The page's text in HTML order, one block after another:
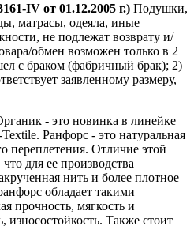
IV от 01.12.2005 г.) Подушки,
матрасы, одеяла, иные
не подлежат возврату и/
обмен возможен только в 2
с браком (фабричный брак); 2)
заявленному размеру,
- это новинка в линейке
Ранфорс - это натуральная
переплетения. Отличие этой
для ее производства
нить и более плотное
обладает такими
прочность, мягкость и
износостойкость. Также стоит